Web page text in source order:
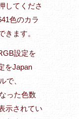
してくださ
色のカラ
きます。
設定を
をJapan
で、
った色数
示されてい